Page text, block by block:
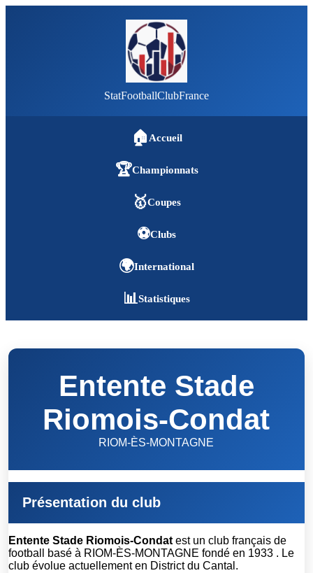
StatFootballClubFrance
🏠 Accueil
🏆Championnats
🥇Coupes
⚽Clubs
🌍International
📊Statistiques
Entente Stade
Riomois-Condat
RIOM-ÈS-MONTAGNE
Présentation du club
Entente Stade Riomois-Condat est un club français de
football basé à RIOM-ÈS-MONTAGNE fondé en 1933 . Le
club évolue actuellement en District du Cantal.